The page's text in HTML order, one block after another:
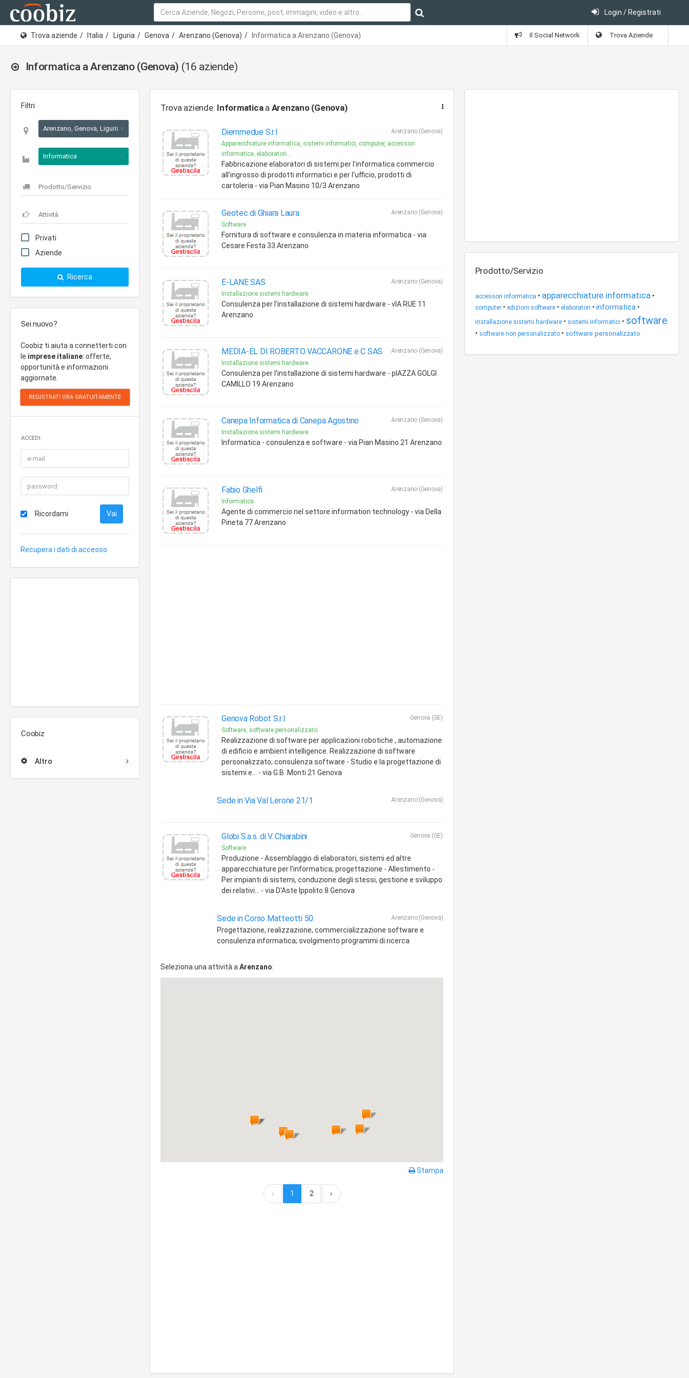
Login / Registrati
Trova aziende Italia Liguria Genova Arenzano (Genova) Informatica a Arenzano (Genova) Il Social Network Trova Aziende
Informatica a Arenzano (Genova) (16 aziende)
Filtri
Arenzano, Genova, Liguria ×
Informatica ×
Privati
Aziende
Ricerca
Sei nuovo?
Coobiz ti aiuta a connetterti con
le imprese italiane: offerte,
opportunità e informazioni
aggiornate.
ACCEDI
Ricordami
Recupera i dati di accesso
Coobiz
Altro
Trova aziende: Informaticaa Arenzano (Genova)
Diemmedue S.r.l
Arenzano (Genova)
Apparecchiature informatica, sistemi informatici, computer, accessori
informatica, elaboratori...
Fabbricazione elaboratori di sistemi per l'informatica commercio
all'ingrosso di prodotti informatici e per l'ufficio, prodotti di
cartoleria - via Pian Masino 10/3 Arenzano
Geotec di Ghiara Laura
Arenzano (Genova)
Software
Fornitura di software e consulenza in materia informatica - via
Cesare Festa 33 Arenzano
E-LANE SAS
Arenzano (Genova)
Installazione sistemi hardware
Consulenza per l'installazione di sistemi hardware - vIA RUE 11
Arenzano
MEDIA-EL DI ROBERTO VACCARONE e C SAS
Arenzano (Genova)
Installazione sistemi hardware
Consulenza per l'installazione di sistemi hardware - pIAZZA GOLGI
CAMILLO 19 Arenzano
Canepa Informatica di Canepa Agostino
Arenzano (Genova)
Installazione sistemi hardware
Informatica - consulenza e software - via Pian Masino 21 Arenzano
Fabio Ghelfi
Arenzano (Genova)
Informatica
Agente di commercio nel settore information technology - via Della
Pineta 77 Arenzano
Genova Robot S.r.l
Genova (GE)
Software, software personalizzato
Realizzazione di software per applicazioni robotiche , automazione
di edificio e ambient intelligence. Realizzazione di software
personalizzato; consulenza software - Studio e la progettazione di
sistemi e... - via G.B. Monti 21 Genova
Sede in Via Val Lerone 21/1 Arenzano (Genova)
Globi S.a.s. di V. Chiarabini
Genova (GE)
Software
Produzione - Assemblaggio di elaboratori, sistemi ed altre
apparecchiature per l'informatica; progettazione - Allestimento -
Per impianti di sistemi, conduzione degli stessi, gestione e sviluppo
dei relativi... - via D'Aste Ippolito 8 Genova
Sede in Corso Matteotti 50 Arenzano (Genova)
Progettazione, realizzazione, commercializzazione software e
consulenza informatica; svolgimento programmi di ricerca
Seleziona una attività a Arenzano:
Stampa
‹ 1 2 ›
Prodotto/Servizio
accessori informatica • apparecchiature informatica •
computer • edizioni software • elaboratori • informatica •
installazione sistemi hardware • sistemi informatici • software
• software non personalizzato • software personalizzato